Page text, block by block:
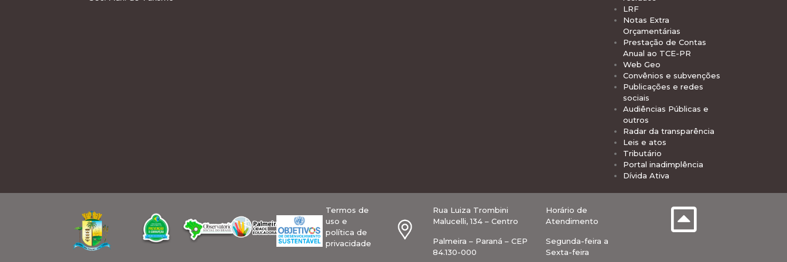
LRF
Notas Extra
Orçamentárias
Prestação de Contas
Anual ao TCE-PR
Web Geo
Convênios e subvenções
Publicações e redes
sociais
Audiências Públicas e
outros
Radar da transparência
Leis e atos
Tributário
Portal inadimplência
Dívida Ativa
Termos de
uso e
política de
privacidade
Rua Luiza Trombini
Malucelli, 134 – Centro
Palmeira – Paraná – CEP
84.130-000
Horário de
Atendimento
Segunda-feira a
Sexta-feira